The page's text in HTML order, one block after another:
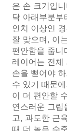
은 손 크기입
닥 아래부분부
인치 이상인
잘 맞으며, 이
편안함을 줍니
레이어는 전체
손을 뻗어야
수 있기 때문
이 더 편안할
연스러운 그립
고, 과도한 근